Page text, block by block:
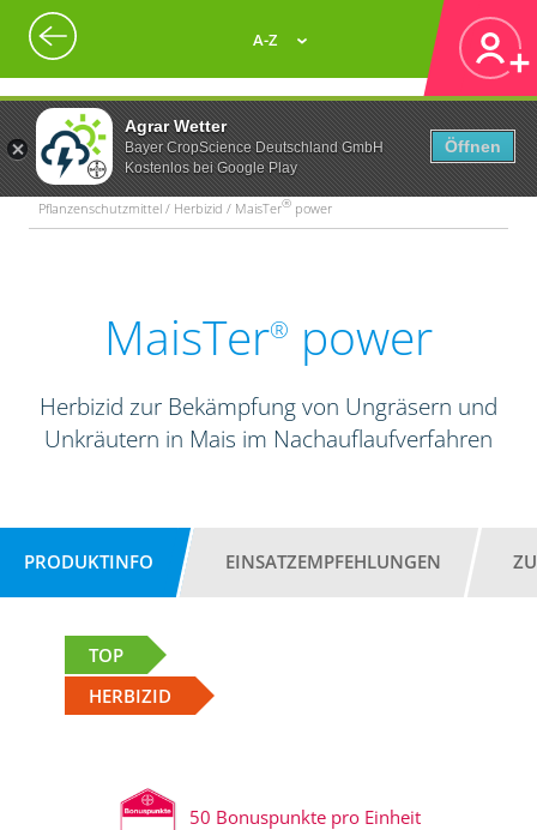
Agrar Wetter
Bayer CropScience Deutschland GmbH
Kostenlos bei Google Play
Öffnen
A-Z
Pflanzenschutzmittel / Herbizid / MaisTer® power
MaisTer® power
Herbizid zur Bekämpfung von Ungräsern und
Unkräutern in Mais im Nachauflaufverfahren
PRODUKTINFO EINSATZEMPFEHLUNGEN
TOP
HERBIZID
50 Bonuspunkte pro Einheit